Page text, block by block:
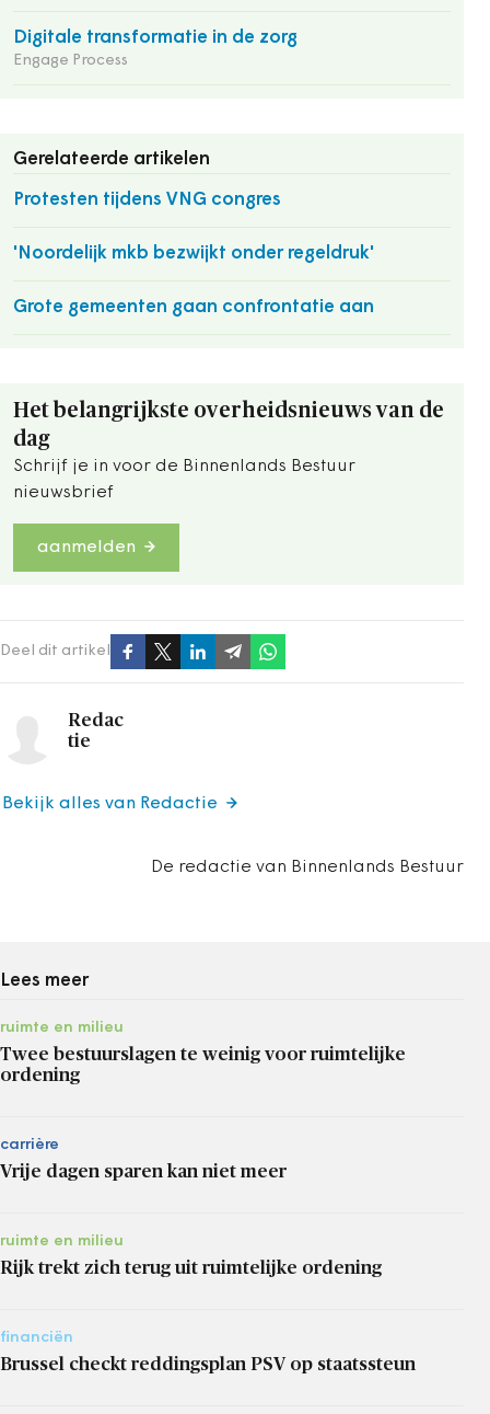
Digitale transformatie in de zorg
Engage Process
Gerelateerde artikelen
Protesten tijdens VNG congres
'Noordelijk mkb bezwijkt onder regeldruk'
Grote gemeenten gaan confrontatie aan
Het belangrijkste overheidsnieuws van de
dag
Schrijf je in voor de Binnenlands Bestuur
nieuwsbrief
aanmelden
Deel dit artikel
Redac
tie
De redactie van Binnenlands Bestuur
Bekijk alles van Redactie
Lees meer
ruimte en milieu
Twee bestuurslagen te weinig voor ruimtelijke
ordening
carrière
Vrije dagen sparen kan niet meer
ruimte en milieu
Rijk trekt zich terug uit ruimtelijke ordening
financiën
Brussel checkt reddingsplan PSV op staatssteun